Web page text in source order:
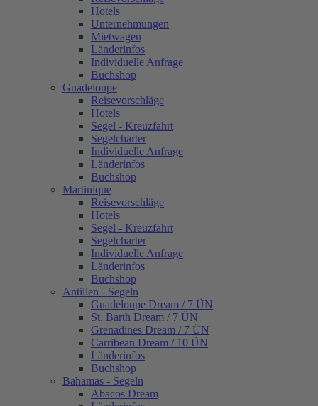
Hotels
Unternehmungen
Mietwagen
Länderinfos
Individuelle Anfrage
Buchshop
Guadeloupe
Reisevorschläge
Hotels
Segel - Kreuzfahrt
Segelcharter
Individuelle Anfrage
Länderinfos
Buchshop
Martinique
Reisevorschläge
Hotels
Segel - Kreuzfahrt
Segelcharter
Individuelle Anfrage
Länderinfos
Buchshop
Antillen - Segeln
Guadeloupe Dream / 7 ÜN
St. Barth Dream / 7 ÜN
Grenadines Dream / 7 ÜN
Carribean Dream / 10 ÜN
Länderinfos
Buchshop
Bahamas - Segeln
Abacos Dream